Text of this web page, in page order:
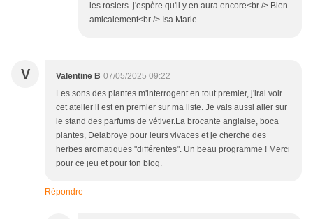
les rosiers. j'espère qu'il y en aura encore<br /> Bien
amicalement<br /> Isa Marie
V Valentine B 07/05/2025 09:22
Les sons des plantes m'interrogent en tout premier, j'irai voir
cet atelier il est en premier sur ma liste. Je vais aussi aller sur
le stand des parfums de vétiver.La brocante anglaise, boca
plantes, Delabroye pour leurs vivaces et je cherche des
herbes aromatiques "différentes". Un beau programme ! Merci
pour ce jeu et pour ton blog.
Répondre